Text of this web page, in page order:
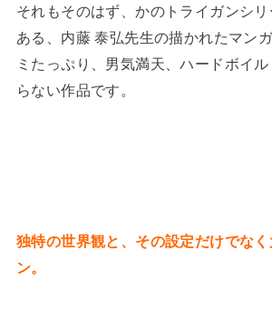
それもそのはず、かのトライガンシ
ある、内藤 泰弘先生の描かれたマン
ミたっぷり、男気満天、ハードボイ
らない作品です。
独特の世界観と、その設定だけでな
ン。